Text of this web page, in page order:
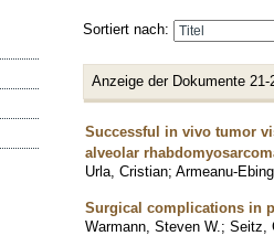
Sortiert nach:
Anzeige der Dokumente 21-
Successful in vivo tumor
alveolar
Urla, Cristian; Armeanu-
Surgical complications in
Warmann, Steven W. ; Seitz,